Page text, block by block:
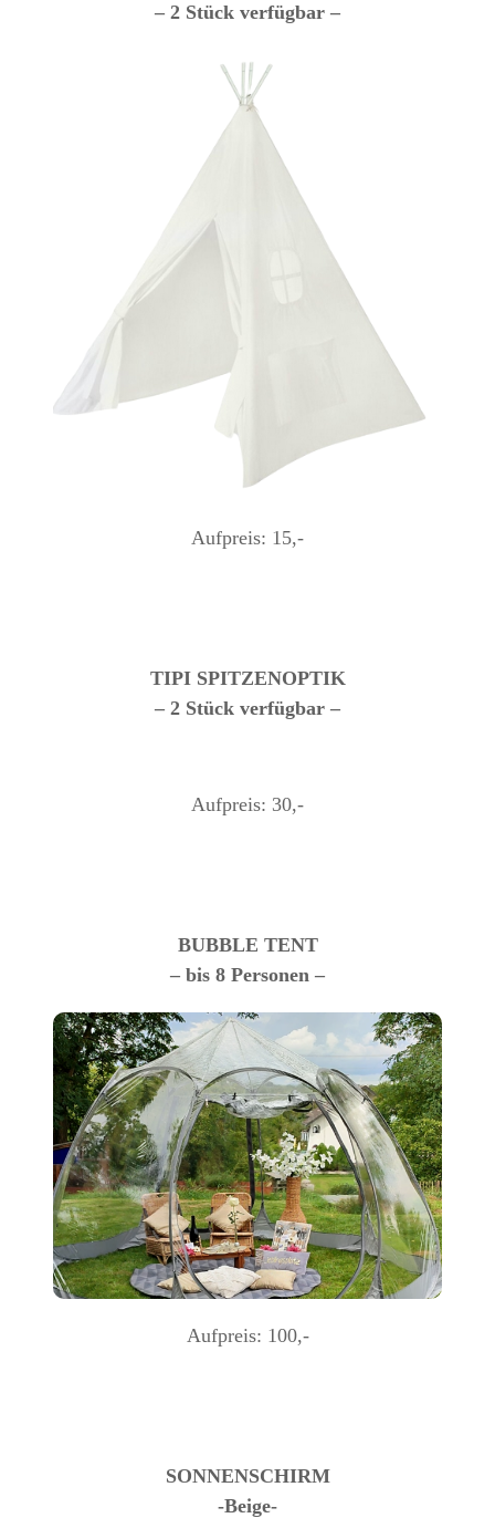
– 2 Stück verfügbar –
Aufpreis: 15,-
TIPI SPITZENOPTIK
– 2 Stück verfügbar –
Aufpreis: 30,-
BUBBLE TENT
– bis 8 Personen –
Aufpreis: 100,-
SONNENSCHIRM
-Beige-